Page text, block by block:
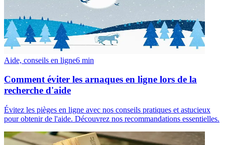
Aide, conseils en ligne6 min
Comment éviter les arnaques en ligne lors de la
recherche d'aide
Évitez les pièges en ligne avec nos conseils pratiques et astucieux
pour obtenir de l'aide. Découvrez nos recommandations essentielles.